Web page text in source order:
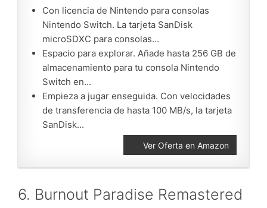
Con licencia de Nintendo para consolas
Nintendo Switch. La tarjeta SanDisk
microSDXC para consolas...
Espacio para explorar. Añade hasta 256 GB de
almacenamiento para tu consola Nintendo
Switch en...
Empieza a jugar enseguida. Con velocidades
de transferencia de hasta 100 MB/s, la tarjeta
SanDisk...
Ver Oferta en Amazon
6. Burnout Paradise Remastered